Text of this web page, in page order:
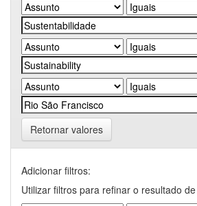
Retornar valores
Adicionar filtros:
Utilizar filtros para refinar o resultado